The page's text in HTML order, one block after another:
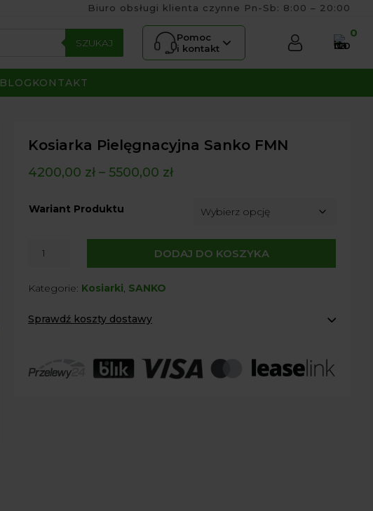
Biuro obsługi klienta czynne Pn-Sb: 8:00 – 20:00
SZUKAJ
Pomoc
i kontakt
0
BLOG KONTAKT
Kosiarka Pielęgnacyjna Sanko FMN
4200,00 zł – 5500,00 zł
Wariant Produktu
Sanko
DODAJ DO KOSZYKA
Kategorie: Kosiarki, SANKO
Sprawdź koszty dostawy
Agrol transport: 200 zł
Agrol transport gabaryty:ustalane indywidualnie